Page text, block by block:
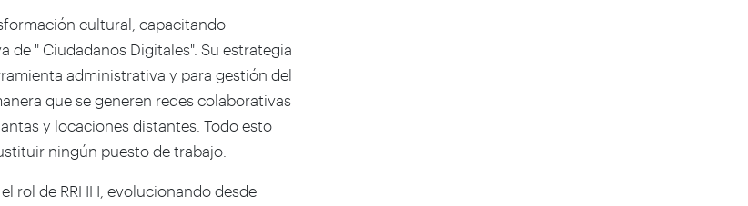
cultural, capacitando
de " Ciudadanos Digitales". Su estrategia
administrativa y para gestión del
que se generen redes colaborativas
y locaciones distantes. Todo esto
ningún puesto de trabajo.
rol de RRHH, evolucionando desde